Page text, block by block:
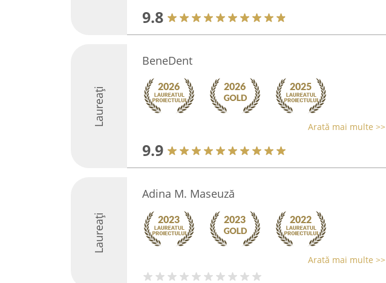
9.8
Laureați
BeneDent
Arată mai multe >>
9.9
Laureați
Adina M. Maseuză
Arată mai multe >>